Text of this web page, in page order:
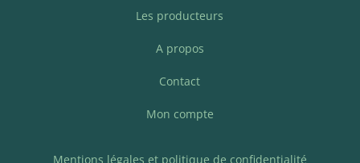
Les producteurs
A propos
Contact
Mon compte
Mentions légales et politique de confidentialité